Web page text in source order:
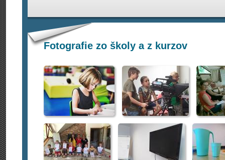
Fotografie zo školy a z kurzov